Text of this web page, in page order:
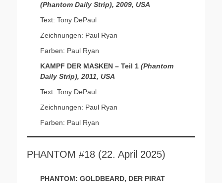
(Phantom Daily Strip), 2009, USA
Text: Tony DePaul
Zeichnungen: Paul Ryan
Farben: Paul Ryan
KAMPF DER MASKEN – Teil 1(Phantom
Daily Strip), 2011, USA
Text: Tony DePaul
Zeichnungen: Paul Ryan
Farben: Paul Ryan
PHANTOM #18 (22. April 2025)
PHANTOM: GOLDBEARD, DER PIRAT